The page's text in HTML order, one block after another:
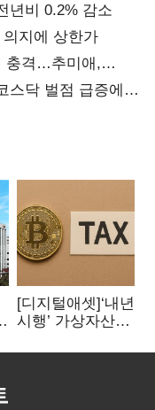
년비 0.2% 감소
지에 상한가
충격…추미애,
스닥 벌점 급증에
[디지털애셋]‘내년
시행’ 가상자산
문턱 넘을까